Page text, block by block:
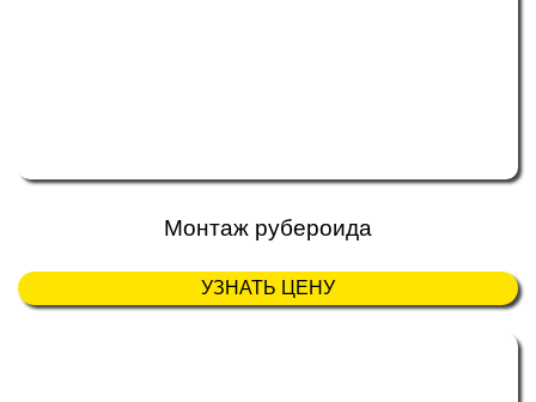
Монтаж рубероида
УЗНАТЬ ЦЕНУ